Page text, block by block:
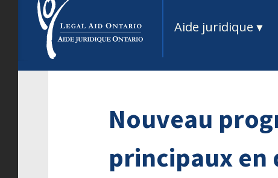
Aide juridique
Nouveau
principaux